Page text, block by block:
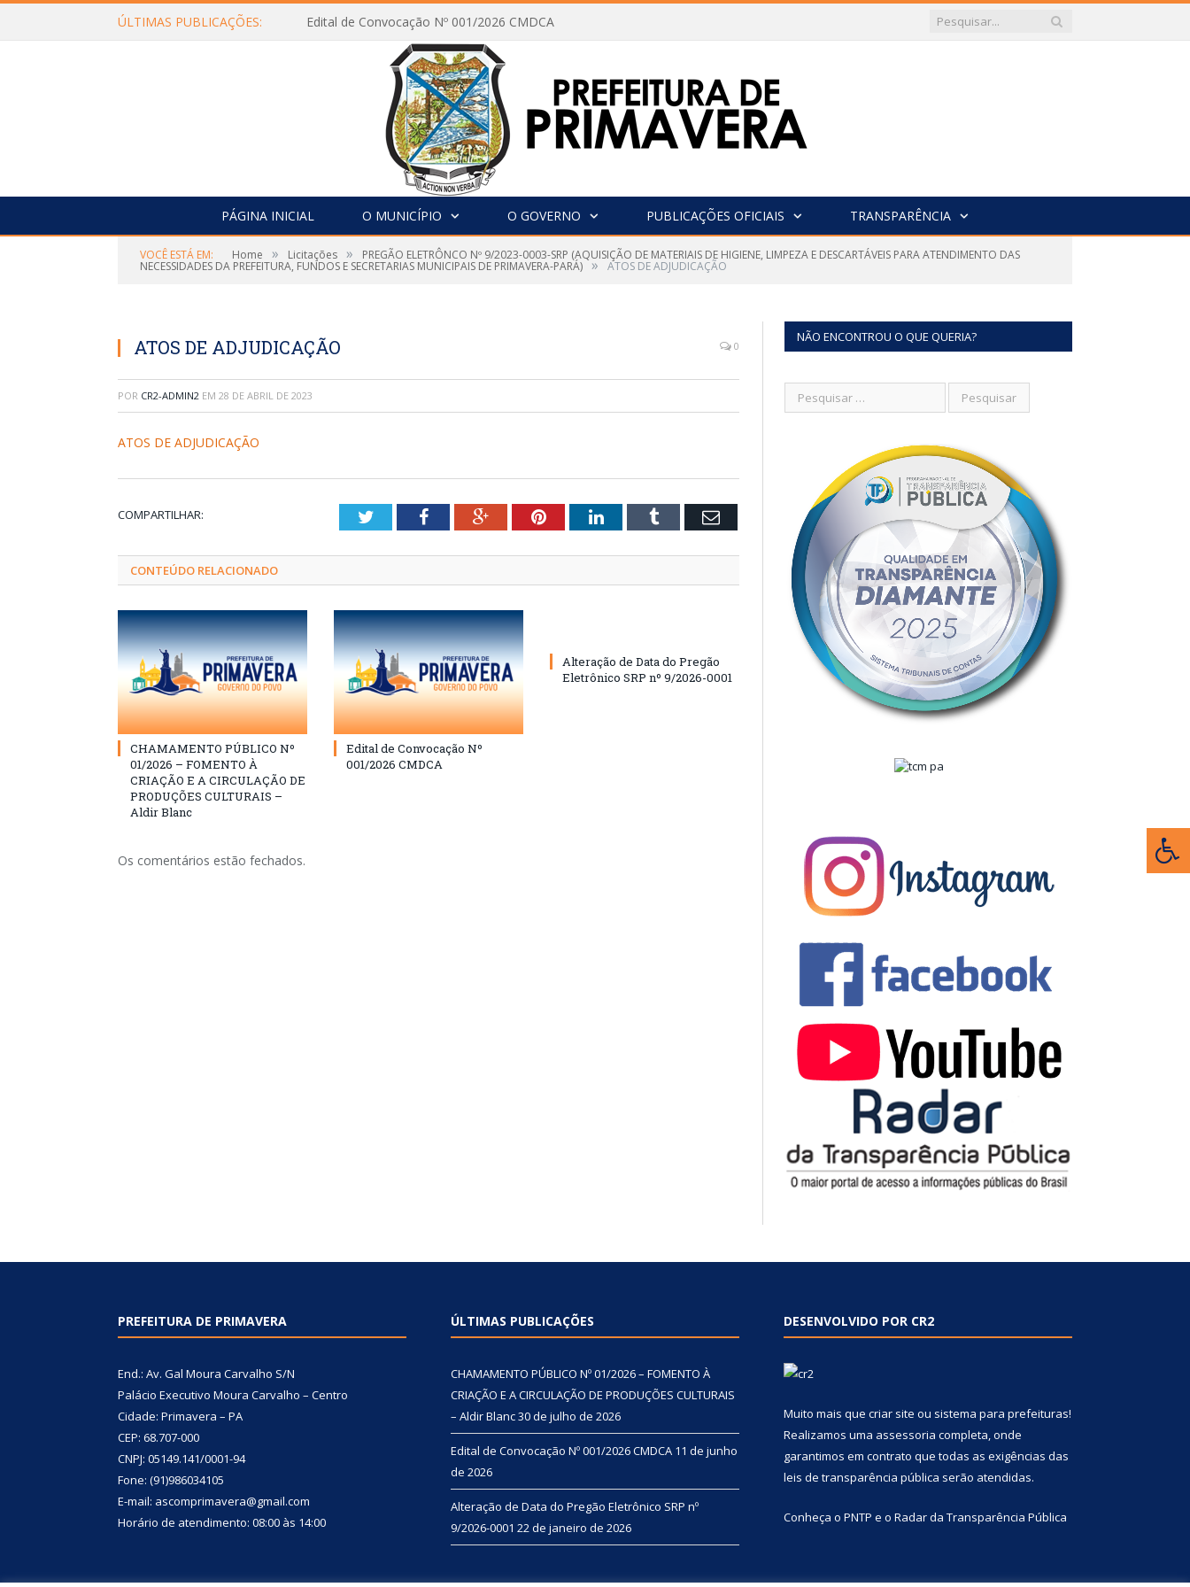
ÚLTIMAS PUBLICAÇÕES: Edital de Convocação Nº 001/2026 CMDCA
PÁGINA INICIAL O MUNICÍPIO O GOVERNO PUBLICAÇÕES OFICIAIS TRANSPARÊNCIA
VOCÊ ESTÁ EM: Home » Licitações » PREGÃO ELETRÔNCO Nº 9/2023-0003-SRP (AQUISIÇÃO DE MATERIAIS DE HIGIENE, LIMPEZA E DESCARTÁVEIS PARA ATENDIMENTO DAS
NECESSIDADES DA PREFEITURA, FUNDOS E SECRETARIAS MUNICIPAIS DE PRIMAVERA-PARÁ) » ATOS DE ADJUDICAÇÃO
ATOS DE ADJUDICAÇÃO 0
POR CR2-ADMIN2 EM 28 DE ABRIL DE 2023
ATOS DE ADJUDICAÇÃO
COMPARTILHAR: TwitterFacebookGoogle+PinterestLinkedInTumblr Email
CONTEÚDO RELACIONADO
CHAMAMENTO PÚBLICO Nº
01/2026 – FOMENTO À
CRIAÇÃO E A CIRCULAÇÃO DE
PRODUÇÕES CULTURAIS –
Aldir Blanc
Edital de Convocação Nº
001/2026 CMDCA
Alteração de Data do Pregão
Eletrônico SRP nº 9/2026-0001
Os comentários estão fechados.
NÃO ENCONTROU O QUE QUERIA?
PREFEITURA DE PRIMAVERA
End.: Av. Gal Moura Carvalho S/N
Palácio Executivo Moura Carvalho – Centro
Cidade: Primavera – PA
CEP: 68.707-000
CNPJ: 05149.141/0001-94
Fone: (91)986034105
E-mail: ascomprimavera@gmail.com
Horário de atendimento: 08:00 às 14:00
ÚLTIMAS PUBLICAÇÕES
CHAMAMENTO PÚBLICO Nº 01/2026 – FOMENTO À
CRIAÇÃO E A CIRCULAÇÃO DE PRODUÇÕES CULTURAIS
– Aldir Blanc30 de julho de 2026
Edital de Convocação Nº 001/2026 CMDCA 11 de junho
de 2026
Alteração de Data do Pregão Eletrônico SRP nº
9/2026-0001 22 de janeiro de 2026
DESENVOLVIDO POR CR2
Muito mais que criar site ou sistema para prefeituras!
Realizamos uma assessoria completa, onde
garantimos em contrato que todas as exigências das
leis de transparência pública serão atendidas.
Conheça o PNTP e o Radar da Transparência Pública